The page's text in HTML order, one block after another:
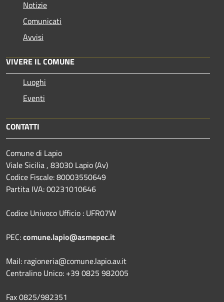
Notizie
Comunicati
Avvisi
VIVERE IL COMUNE
Luoghi
Eventi
CONTATTI
Comune di Lapio
Viale Sicilia , 83030 Lapio (Av)
Codice Fiscale: 80003550649
Partita IVA: 00231010646
Codice Univoco Ufficio : UFR07W
PEC:comune.lapio@asmepec.it
Mail: ragioneria@comune.lapio.av.it
Centralino Unico: +39 0825 982005
Fax 0825/982351